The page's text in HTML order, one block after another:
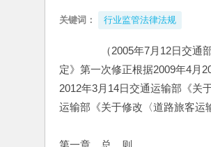
关键词： 行业监管法律法规
（2005年7月12日交通部
定》第一次修正根据2009年4月
2012年3月14日交通运输部《关
运输部《关于修改〈道路旅客运
第一章　总　则